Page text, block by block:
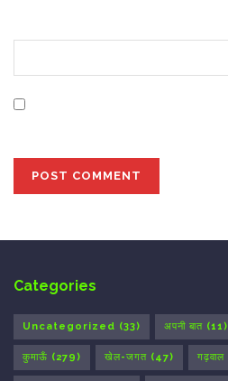
Categories
Uncategorized (33) अपनी बात (11)
कुमाऊँ (279) खेल-जगत (47) गढ़वाल